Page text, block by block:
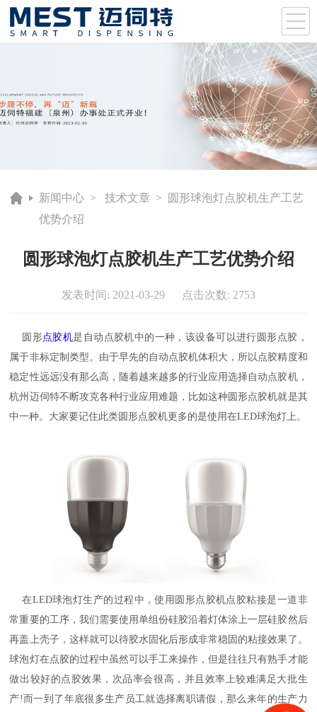
新闻中心 >技术文章 > 圆形球泡灯点胶机生产工艺
优势介绍
圆形球泡灯点胶机生产工艺优势介绍
发表时间: 2021-03-29 点击次数: 2753
圆形点胶机是自动点胶机中的一种，该设备可以进行圆形点胶，
属于非标定制类型。由于早先的自动点胶机体积大，所以点胶精度和
稳定性远远没有那么高，随着越来越多的行业应用选择自动点胶机，
杭州迈伺特不断攻克各种行业应用难题，比如这种圆形点胶机就是其
中一种。大家要记住此类圆形点胶机更多的是使用在LED球泡灯上。
在LED球泡灯生产的过程中，使用圆形点胶机点胶粘接是一道非
常重要的工序，我们需要使用单组份硅胶沿着灯体涂上一层硅胶然后
再盖上壳子，这样就可以待胶水固化后形成非常稳固的粘接效果了。
球泡灯在点胶的过程中虽然可以手工来操作，但是往往只有熟手才能
做出较好的点胶效果，次品率会很高，并且效率上较难满足大批生
产!而一到了年底很多生产员工就选择离职请假，那么来年的生产力